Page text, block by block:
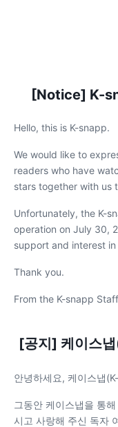
[Notice] K-
Hello, this is K-snapp.
We would like to
readers who have
stars together with us
Unfortunately, the K-
operation on July 30,
support and interest in
Thank you.
From the K-snapp Staff
[공지] 케이스
안녕하세요, 케이스냅
그동안 케이스냅을 통
시고 사랑해 주신 독자